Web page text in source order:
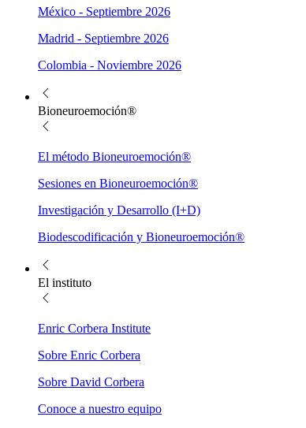
México - Septiembre 2026
Madrid - Septiembre 2026
Colombia - Noviembre 2026
Bioneuroemoción®
El método Bioneuroemoción®
Sesiones en Bioneuroemoción®
Investigación y Desarrollo (I+D)
Biodescodificación y Bioneuroemoción®
El instituto
Enric Corbera Institute
Sobre Enric Corbera
Sobre David Corbera
Conoce a nuestro equipo